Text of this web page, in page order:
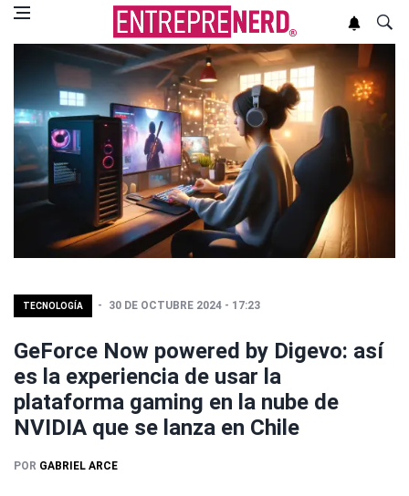
TECNOLOGÍA 30 DE OCTUBRE 2024 - 17:23
GeForce Now powered by Digevo: así
es la experiencia de usar la
plataforma gaming en la nube de
NVIDIA que se lanza en Chile
POR GABRIEL ARCE